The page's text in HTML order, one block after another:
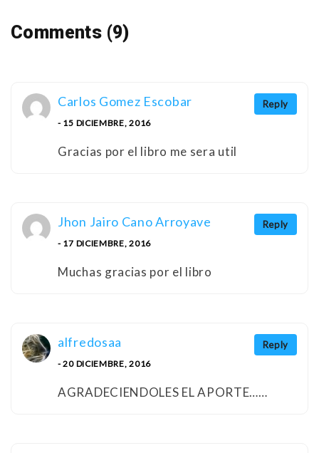
Comments (9)
Reply
Carlos Gomez Escobar
- 15 DICIEMBRE, 2016
Gracias por el libro me sera util
Reply
Jhon Jairo Cano Arroyave
- 17 DICIEMBRE, 2016
Muchas gracias por el libro
Reply
alfredosaa
- 20 DICIEMBRE, 2016
AGRADECIENDOLES EL APORTE……